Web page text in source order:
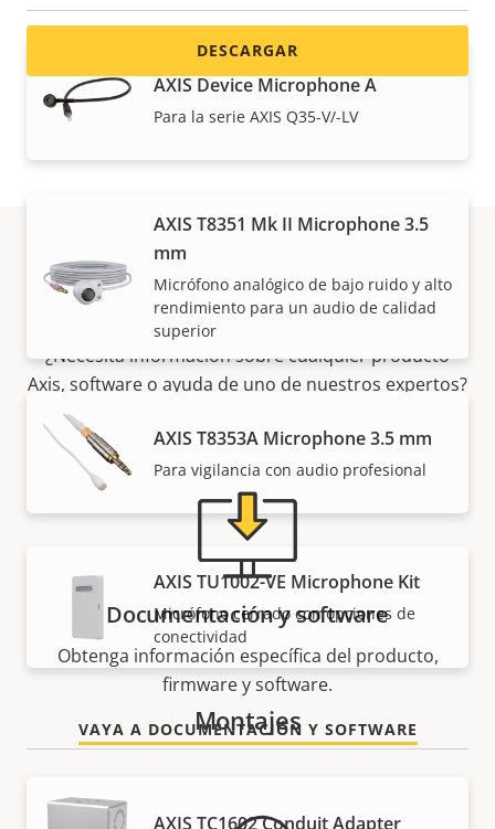
AXIS Device Microphone A
Para la serie AXIS Q35-V/-LV
AXIS T8351 Mk II Microphone 3.5
mm
Micrófono analógico de bajo ruido y alto
rendimiento para un audio de calidad
superior
AXIS T8353A Microphone 3.5 mm
Para vigilancia con audio profesional
AXIS TU1002-VE Microphone Kit
Micrófono cerrado con opciones de
conectividad
Montajes
AXIS TC1602 Conduit Adapter
DESCARGAR
Asistencia y recursos
¿Necesita información sobre cualquier producto
Axis, software o ayuda de uno de nuestros expertos?
Documentación y software
Obtenga información específica del producto,
firmware y software.
VAYA A DOCUMENTACIÓN Y SOFTWARE